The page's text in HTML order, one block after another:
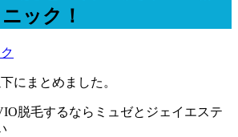
ック！
にまとめました。
脱毛するなら ミュゼと ジェイエステ